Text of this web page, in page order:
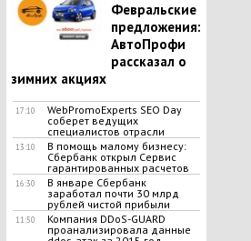
Февральские
предложения:
АвтоПрофи
рассказал о
зимних акциях
17:10
WebPromoExperts SEO Day
соберет ведущих
специалистов отрасли
13:10
В помощь малому бизнесу:
Сбербанк открыл Сервис
гарантированных расчетов
16:30
В январе Сбербанк
заработал почти 30 млрд
рублей чистой прибыли
11:50
Компания DDoS-GUARD
проанализировала данные